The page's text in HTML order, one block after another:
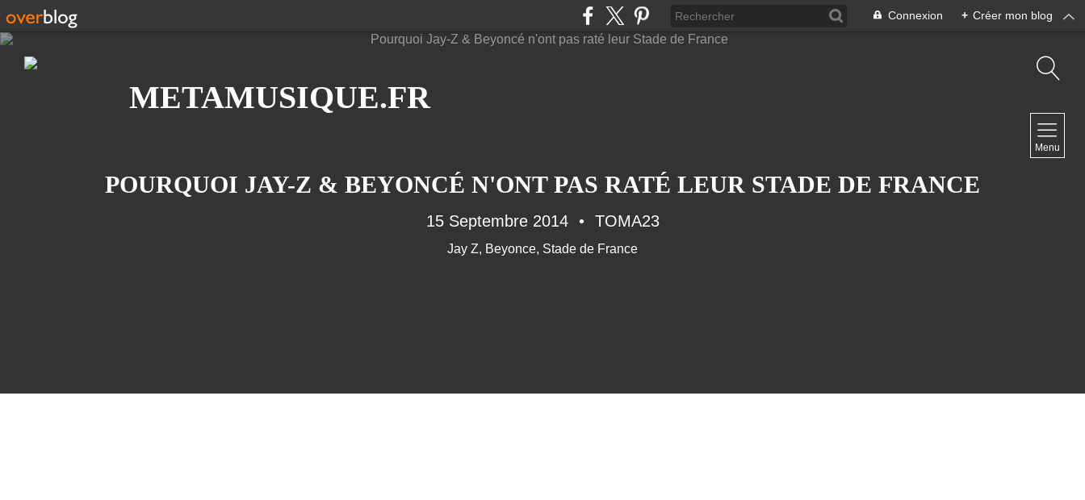
Connexion + Créer mon blog
METAMUSIQUE.FR
Menu
POURQUOI JAY-Z & BEYONCÉ N'ONT PAS RATÉ LEUR STADE DE FRANCE
15 Septembre 2014 TOMA23
Jay Z, Beyonce, Stade de France
Contact